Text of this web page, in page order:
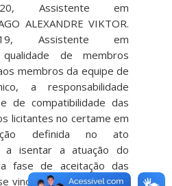
Assistente em
ALEXANDRE VIKTOR.
Assistente em
qualidade de membros
membros da equipe de
a responsabilidade
de compatibilidade das
licitantes no certame em
definida no ato
a isentar a atuação do
fase de aceitação das
vinculada estritamente a